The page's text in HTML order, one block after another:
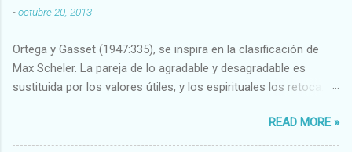
-octubre 20, 2013
Ortega y Gasset (1947:335), se inspira en la clasificación de
Max Scheler. La pareja de lo agradable y desagradable es
sustituida por los valores útiles, y los espirituales los retoca.
Abundante-Escaso,etc 2 VITALES Sano-Enfermo Selecto-
Vulgar Enérgico-Inerte Fuerte-Débil,etc. 3 ESPIRITUALES a)
READ MORE »